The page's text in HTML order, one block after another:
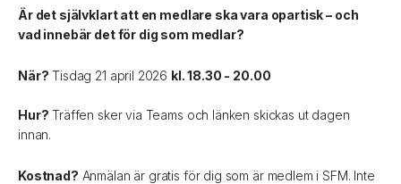
Är det självklart att en medlare ska vara opartisk – och
vad innebär det för dig som medlar?
När? Tisdag 21 april 2026 kl. 18.30 - 20.00
Hur? Träffen sker via Teams och länken skickas ut dagen
innan.
Kostnad? Anmälan är gratis för dig som är medlem i SFM. Inte